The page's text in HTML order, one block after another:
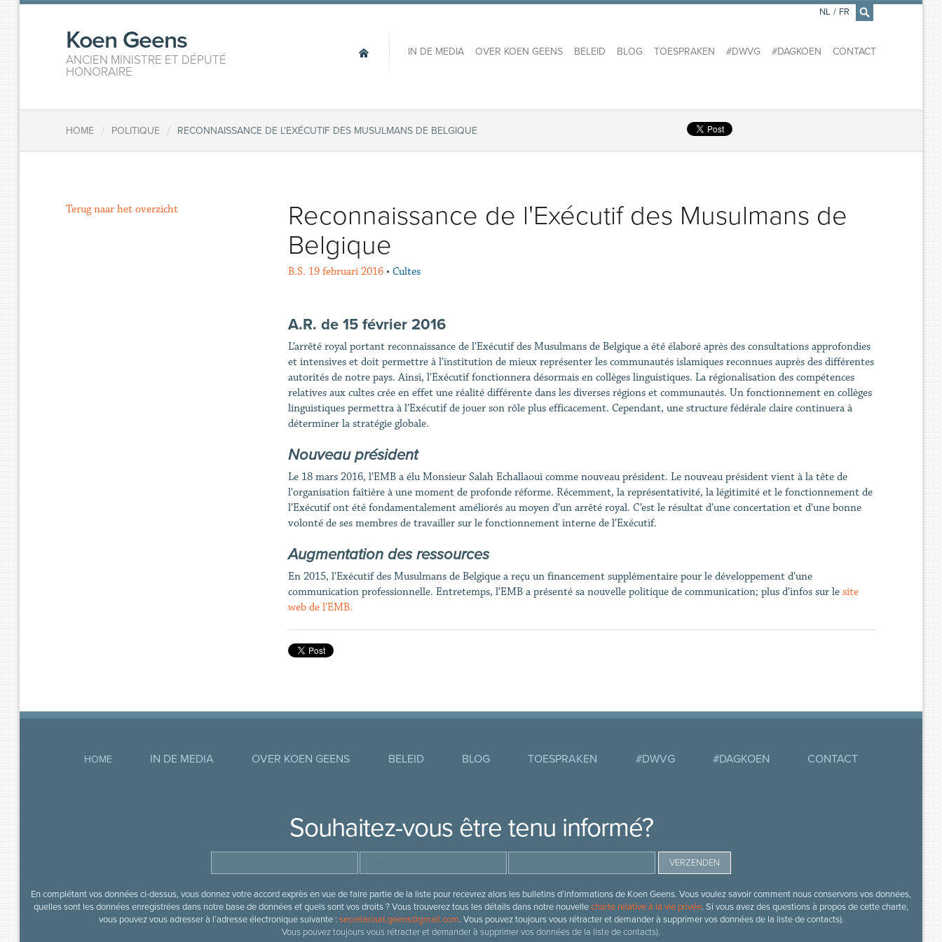
×
Koen Geens
ANCIEN MINISTRE ET DÉPUTÉ
HONORAIRE
IN DE MEDIA OVER KOEN GEENS BELEID BLOG TOESPRAKEN #DWVG #DAGKOEN CONTACT
NL / FR
HOME / POLITIQUE / RECONNAISSANCE DE L'EXÉCUTIF DES MUSULMANS DE BELGIQUE
Reconnaissance de l'Exécutif des Musulmans de
Belgique
B.S. 19 februari 2016 • Cultes
A.R. de 15 février 2016
L’arrêté royal portant reconnaissance de l'Exécutif des Musulmans de Belgique a été élaboré après des consultations approfondies
et intensives et doit permettre à l’institution de mieux représenter les communautés islamiques reconnues auprès des différentes
autorités de notre pays. Ainsi, l'Exécutif fonctionnera désormais en collèges linguistiques. La régionalisation des compétences
relatives aux cultes crée en effet une réalité différente dans les diverses régions et communautés. Un fonctionnement en collèges
linguistiques permettra à l’Exécutif de jouer son rôle plus efficacement. Cependant, une structure fédérale claire continuera à
déterminer la stratégie globale.
Nouveau président
Le 18 mars 2016, l’EMB a élu Monsieur Salah Echallaoui comme nouveau président. Le nouveau président vient à la tête de
l'organisation faîtière à une moment de profonde réforme. Récemment, la représentativité, la légitimité et le fonctionnement de
l’Exécutif ont été fondamentalement améliorés au moyen d’un arrêté royal. C’est le résultat d’une concertation et d’une bonne
volonté de ses membres de travailler sur le fonctionnement interne de l’Exécutif.
Augmentation des ressources
En 2015, l'Exécutif des Musulmans de Belgique a reçu un financement supplémentaire pour le développement d’une
communication professionnelle. Entretemps, l’EMB a présenté sa nouvelle politique de communication; plus d’infos sur lesite
web de l'EMB.
Terug naar het overzicht
HOME IN DE MEDIA OVER KOEN GEENS BELEID BLOG TOESPRAKEN #DWVG #DAGKOEN CONTACT
Souhaitez-vous être tenu informé?
En complétant vos données ci-dessus, vous donnez votre accord exprès en vue de faire partie de la liste pour recevrez alors les bulletins d’informations de Koen Geens. Vous voulez savoir comment nous conservons vos données,
quelles sont les données enregistrées dans notre base de données et quels sont vos droits ? Vous trouverez tous les détails dans notre nouvellecharte relative à la vie privée. Si vous avez des questions à propos de cette charte,
vous pouvez vous adresser à l’adresse électronique suivante : secretariaat.geens@gmail.com. Vous pouvez toujours vous rétracter et demander à supprimer vos données de la liste de contacts).
Vous pouvez toujours vous rétracter et demander à supprimer vos données de la liste de contacts).